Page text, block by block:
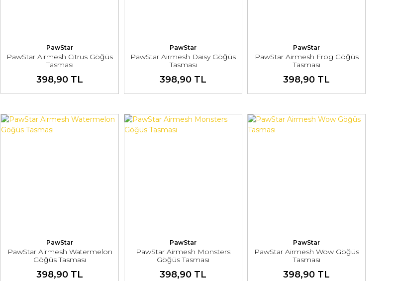
PawStar
PawStar Airmesh Citrus Göğüs
Tasması
398,90 TL
PawStar
PawStar Airmesh Daisy Göğüs
Tasması
398,90 TL
PawStar
PawStar Airmesh Frog Göğüs
Tasması
398,90 TL
PawStar
PawStar Airmesh Watermelon
Göğüs Tasması
398,90 TL
PawStar
PawStar Airmesh Monsters
Göğüs Tasması
398,90 TL
PawStar
PawStar Airmesh Wow Göğüs
Tasması
398,90 TL